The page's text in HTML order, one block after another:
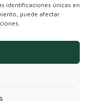
identificaciones únicas en
puede afectar